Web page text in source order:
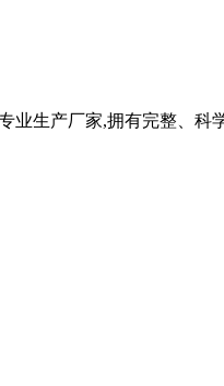
生产厂家,拥有完整、